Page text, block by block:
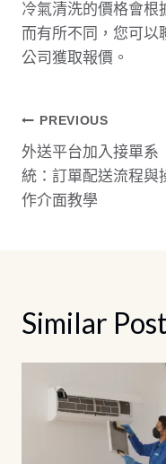
冷氣清洗的價格會根
而有所不同，您可以
公司獲取報價。
文
章
導
PREVIOUS
外送平台加入接單系
統：訂單配送流程與
作介面教學
Similar